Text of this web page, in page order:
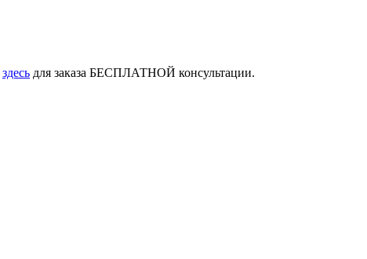
здесь для заказа БЕСПЛАТНОЙ консультации.